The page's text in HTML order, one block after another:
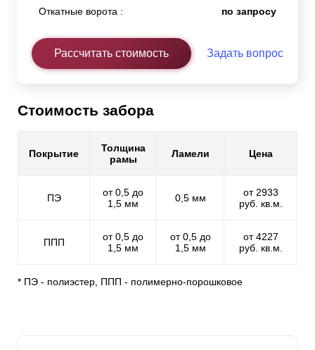
Откатные ворота : по запросу
Рассчитать стоимость Задать вопрос
Стоимость забора
Покрытие
Толщина
рамы
Ламели Цена
ПЭ
от 0,5 до
1,5 мм
0,5 мм
от 2933
руб. кв.м.
ППП
от 0,5 до
1,5 мм
от 0,5 до
1,5 мм
от 4227
руб. кв.м.
* ПЭ - полиэстер, ППП - полимерно-порошковое